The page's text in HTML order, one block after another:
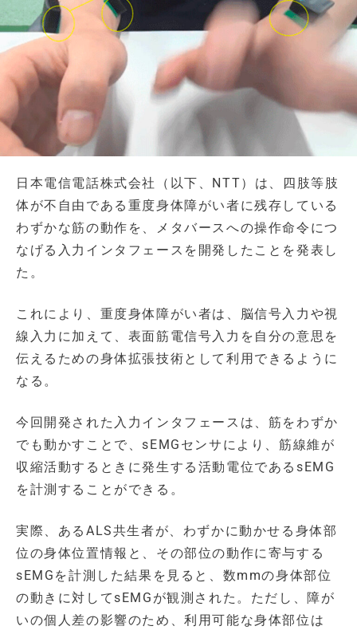
日本電信電話株式会社（以下、NTT）は、四肢等肢
体が不自由である重度身体障がい者に残存している
わずかな筋の動作を、メタバースへの操作命令につ
なげる入力インタフェースを開発したことを発表し
た。
これにより、重度身体障がい者は、脳信号入力や視
線入力に加えて、表面筋電信号入力を自分の意思を
伝えるための身体拡張技術として利用できるように
なる。
今回開発された入力インタフェースは、筋をわずか
でも動かすことで、sEMGセンサにより、筋線維が
収縮活動するときに発生する活動電位であるsEMG
を計測することができる。
実際、あるALS共生者が、わずかに動かせる身体部
位の身体位置情報と、その部位の動作に寄与する
sEMGを計測した結果を見ると、数mmの身体部位
の動きに対してsEMGが観測された。ただし、障が
いの個人差の影響のため、利用可能な身体部位は